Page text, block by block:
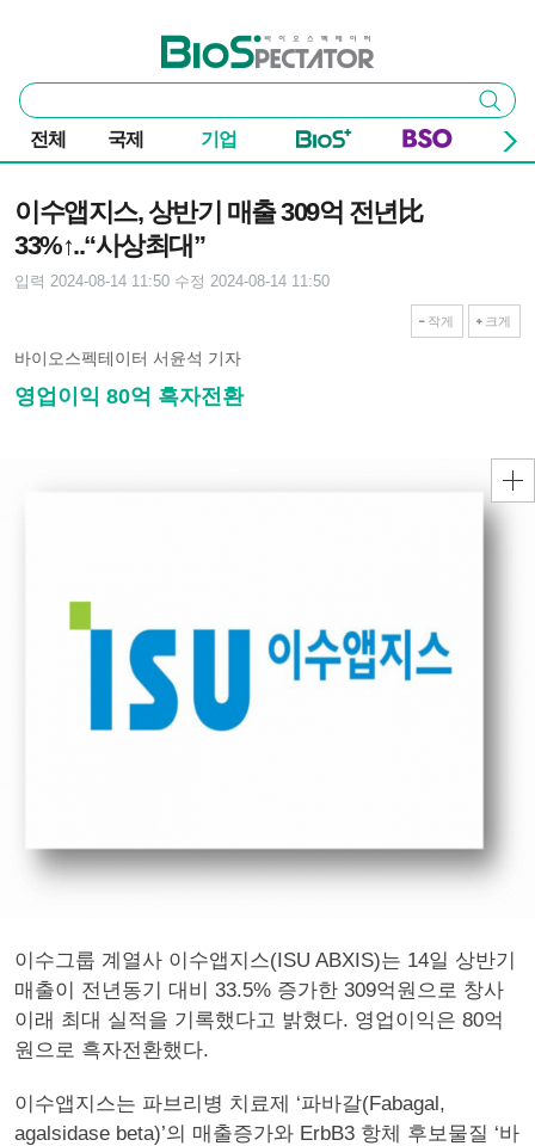
바이오스펙테이터
통
합
검
색
검색
전체 국제 기업
이수앱지스, 상반기 매출 309억 전년比
33%↑..“사상최대”
입력 2024-08-14 11:50 수정 2024-08-14 11:50
작게 크게
바이오스펙테이터 서윤석 기자
영업이익 80억 흑자전환
이수그룹 계열사 이수앱지스(ISU ABXIS)는 14일 상반기
매출이 전년동기 대비 33.5% 증가한 309억원으로 창사
이래 최대 실적을 기록했다고 밝혔다. 영업이익은 80억
원으로 흑자전환했다.
이수앱지스는 파브리병 치료제 ‘파바갈(Fabagal,
agalsidase beta)’의 매출증가와 ErbB3 항체 후보물질 ‘바